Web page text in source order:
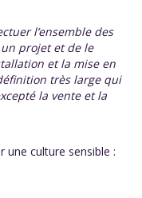
l’ensemble des
projet et de le
et la mise en
très large qui
la vente et la
une culture sensible :